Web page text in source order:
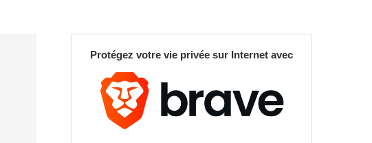
Protégez votre vie privée sur Internet avec